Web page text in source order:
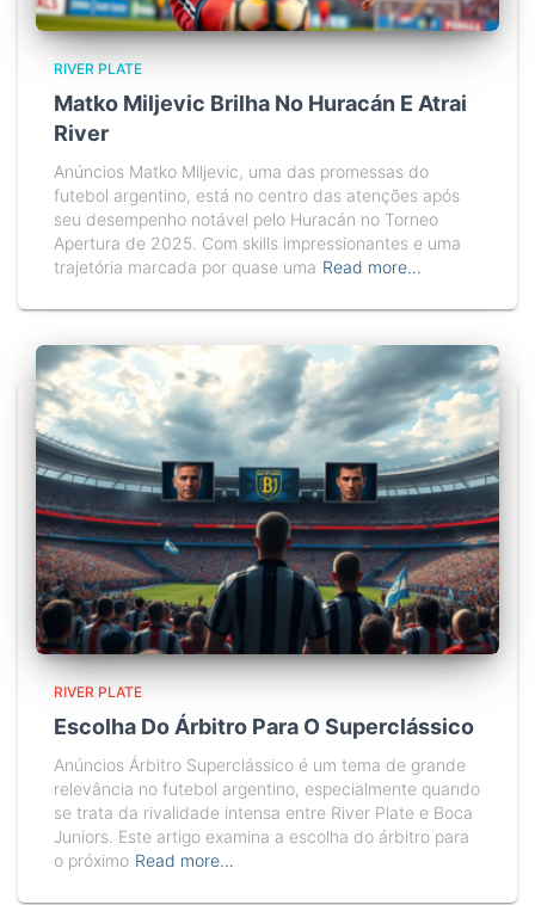
RIVER PLATE
Matko Miljevic Brilha No Huracán E Atrai
River
Anúncios Matko Miljevic, uma das promessas do
futebol argentino, está no centro das atenções após
seu desempenho notável pelo Huracán no Torneo
Apertura de 2025. Com skills impressionantes e uma
trajetória marcada por quase uma Read more…
RIVER PLATE
Escolha Do Árbitro Para O Superclássico
Anúncios Árbitro Superclássico é um tema de grande
relevância no futebol argentino, especialmente quando
se trata da rivalidade intensa entre River Plate e Boca
Juniors. Este artigo examina a escolha do árbitro para
o próximo Read more…